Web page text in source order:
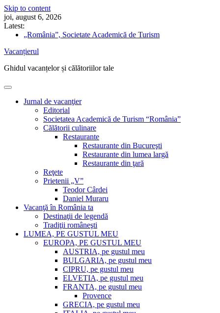
Skip to content
joi, august 6, 2026
Latest:
„România”, Societate Academică de Turism
Nicolae Iorga: Din Italia. Veneţia (9) „Doi gladiatori de
5 sfaturi pentru drumeții în pandemie
Vacanțierul
Ghidul vacanțelor și călătoriilor tale
Jurnal de vacanţier
Editorial
Societatea Academică de Turism “România”
Călătorii culinare
Restaurante
Restaurante din Bucureşti
Restaurante din lumea largă
Restaurante din ţară
Reţete
Prietenii „V”
Teodor Cârdei
Daniel Muraru
Vacanţă în România ta
Destinaţii de legendă
Tradiţii româneşti
LUMEA, PE GUSTUL MEU
EUROPA, PE GUSTUL MEU
AUSTRIA, pe gustul meu
BULGARIA, pe gustul meu
CIPRU, pe gustul meu
ELVETIA, pe gustul meu
FRANTA, pe gustul meu
Provence
GRECIA, pe gustul meu